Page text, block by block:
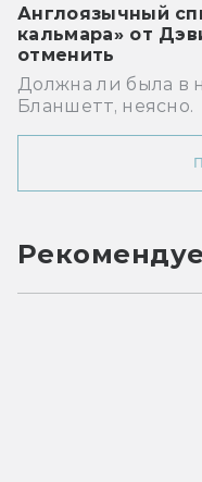
Англоязычный
кальмара» от
отменить
Должна ли была в
Бланшетт, неясно.